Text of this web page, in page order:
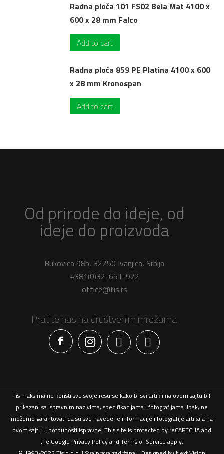
Radna ploča 101 FS02 Bela Mat 4100 x
600 x 28 mm Falco
Add to cart
Radna ploča 859 PE Platina 4100 x 600
x 28 mm Kronospan
Add to cart
Od prirode do ideje, od
ideje do proizvoda
Bukovica 98b, 32250 Ivanjica, Srbija
+381(0)32-651-922
office@tis.rs
Pratite nas na društvenim mrežama
Facebook
Tis maksimalno koristi sve svoje resurse kako bi svi artikli na ovom sajtu bili
prikazani sa ispravnim nazivima, specifikacijama i fotografijama. Ipak, ne
možemo garantovati da su sve navedene informacije i fotografije artikala na
ovom sajtu u potpunosti ispravne. This site is protected by reCAPTCHA and
the Google Privacy Policyand Terms of Service apply.